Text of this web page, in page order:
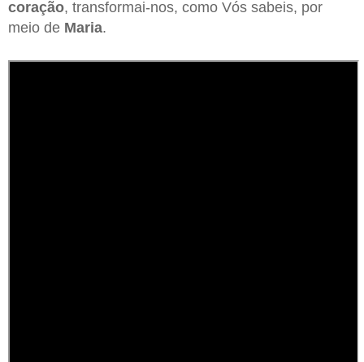
coração, transformai-nos, como Vós sabeis, por
meio de Maria.